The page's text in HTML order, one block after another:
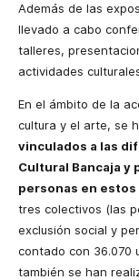
Además de las
llevado a cabo
talleres,
actividades
En el ámbito de la
cultura y el arte, se
vinculados a las
Cultural Bancaja y
personas en estos
tres colectivos (las
exclusión social y
contado con 36.070
también se han